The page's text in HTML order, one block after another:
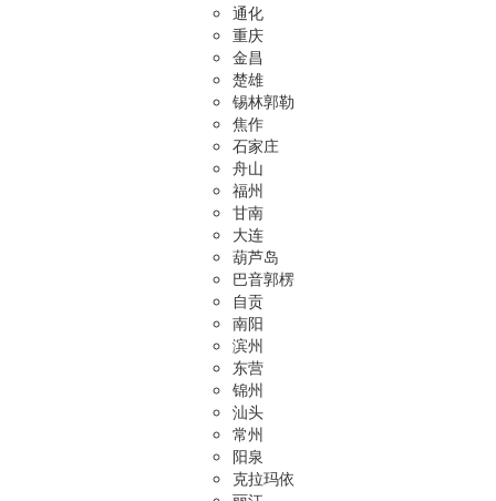
通化
重庆
金昌
楚雄
锡林郭勒
焦作
石家庄
舟山
福州
甘南
大连
葫芦岛
巴音郭楞
自贡
南阳
滨州
东营
锦州
汕头
常州
阳泉
克拉玛依